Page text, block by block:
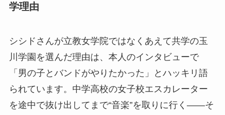
学理由
シシドさんが立教女学院ではなくあえて共学の玉
川学園を選んだ理由は、本人のインタビューで
「男の子とバンドがやりたかった」とハッキリ語
られています。中学高校の女子校エスカレーター
を途中で抜け出してまで“音楽”を取りに行く——そ